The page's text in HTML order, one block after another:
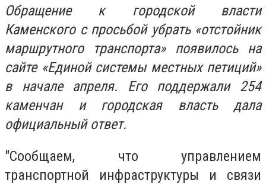
Обращение к городской власти
Каменского с просьбой убрать «отстойник
маршрутного транспорта» появилось на
сайте «Единой системы местных петиций»
в начале апреля. Его поддержали 254
каменчан и городская власть дала
официальный ответ.
"Сообщаем, что управлением
транспортной инфраструктуры и связи